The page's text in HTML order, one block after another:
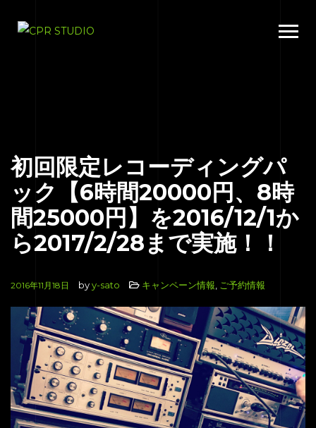
初回限定レコーディングパ
ック【6時間20000円、8時
間25000円】を2016/12/1か
ら2017/2/28まで実施！！
2016年11月18日 byy-sato キャンペーン情報, ご予約情報